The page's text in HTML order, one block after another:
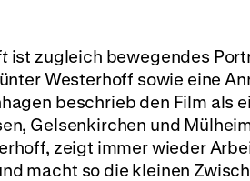
ist zugleich bewegendes
Westerhoff sowie eine
beschrieb den Film als
Gelsenkirchen und
zeigt immer wieder
macht so die kleinen